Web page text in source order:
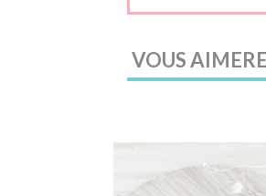
VOUS